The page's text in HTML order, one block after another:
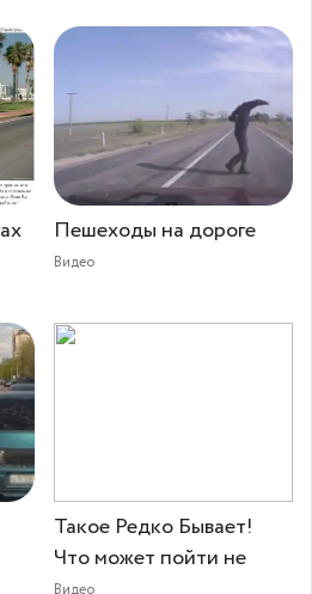
Пешеходы на дороге
Видео
Такое Редко Бывает!
Что может пойти не
Видео